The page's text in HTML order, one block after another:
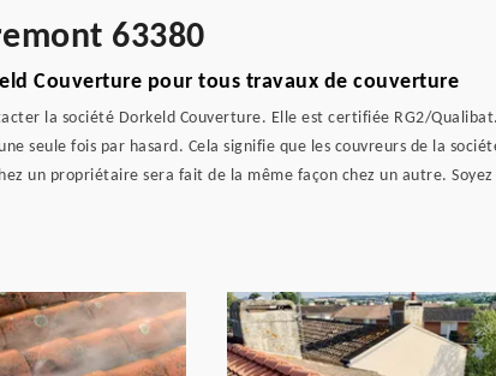
63380
Couverture pour tous travaux de couverture
la société Dorkeld Couverture. Elle est certifiée RG2/
seule fois par hasard. Cela signifie que les couvreurs de la
un propriétaire sera fait de la même façon chez un autre.